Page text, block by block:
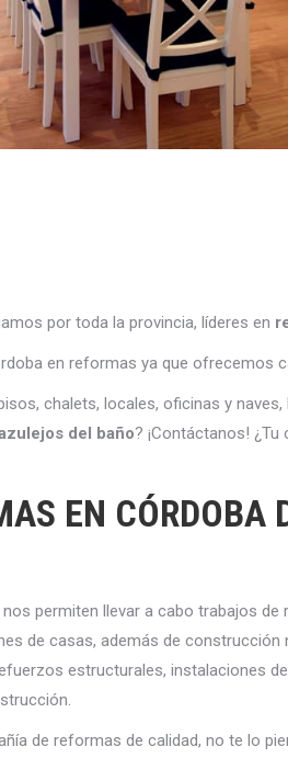
por toda la provincia, líderes en
en reformas ya que ofrecemos
isos, chalets, locales, oficinas y naves,
del baño? ¡Contáctanos! ¿Tu
EN CÓRDOBA
nos permiten llevar a cabo trabajos de
es de casas, además de construcción
uerzos estructurales, instalaciones de
ñía de reformas de calidad, no te lo pi